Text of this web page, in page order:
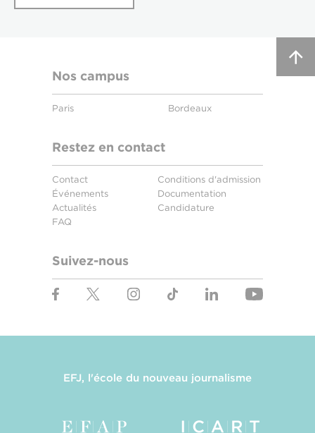
Nos campus
Paris Bordeaux
Restez en contact
Contact
Événements
Actualités
FAQ
Conditions d'admission
Documentation
Candidature
Suivez-nous
EFJ, l'école du nouveau journalisme